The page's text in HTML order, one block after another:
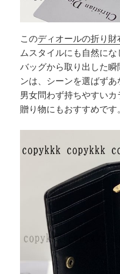
このディオールの折り財
ムスタイルにも自然にな
バッグから取り出した
ンは、シーンを選ばずあ
男女問わず持ちやすい
贈り物にもおすすめです。